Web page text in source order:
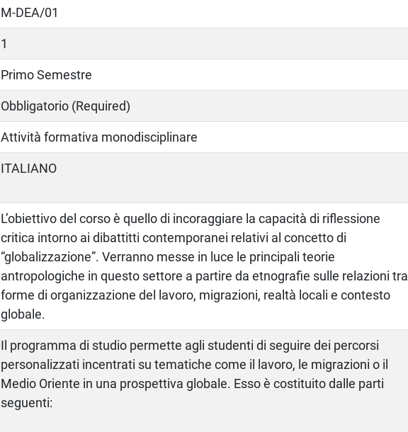
M-DEA/01
1
Primo Semestre
Obbligatorio (Required)
Attività formativa monodisciplinare
ITALIANO
L’obiettivo del corso è quello di incoraggiare la capacità di riflessione
critica intorno ai dibattitti contemporanei relativi al concetto di
“globalizzazione”. Verranno messe in luce le principali teorie
antropologiche in questo settore a partire da etnografie sulle relazioni tra
forme di organizzazione del lavoro, migrazioni, realtà locali e contesto
globale.
Il programma di studio permette agli studenti di seguire dei percorsi
personalizzati incentrati su tematiche come il lavoro, le migrazioni o il
Medio Oriente in una prospettiva globale. Esso è costituito dalle parti
seguenti: